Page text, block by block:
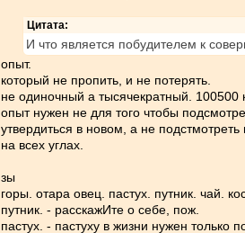
Цитата:
И что является побудителем к
опыт.
который не пропить, и не потерять.
не одиночный а тысячекратный. 100500
опыт нужен не для того чтобы
утвердиться в новом, а не
на всех углах.
зы
горы. отара овец. пастух. путник. чай.
путник. - расскажИте о себе, пож.
пастух. - пастуху в жизни нужен только